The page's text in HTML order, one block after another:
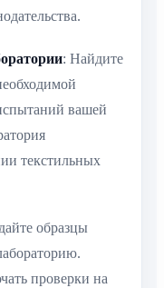
: Найдите
вашей
текстильных
образцы
проверки на